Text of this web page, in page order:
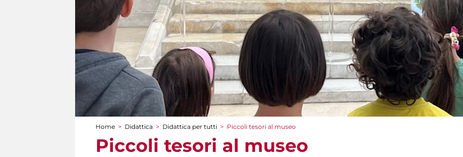
Tu sei qui
Home > Didattica > Didattica per tutti > Piccoli tesori al museo
Piccoli tesori al museo